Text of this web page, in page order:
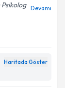
Devamı
Haritada Göster